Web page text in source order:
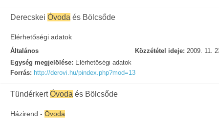
Derecskei Óvoda és Bölcsőde
Elérhetőségi adatok
Általános Közzététel ideje: 2009. 11.
Egység megjelölése: Elérhetőségi adatok
Forrás: http://derovi.hu/pindex.php?mod=13
TündérkertÓvoda és Bölcsőde
Házirend - Óvoda